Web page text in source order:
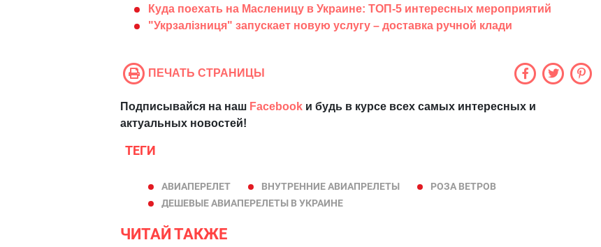
Куда поехать на Масленицу в Украине: ТОП-5 интересных мероприятий
"Укрзалізниця" запускает новую услугу – доставка ручной клади
ПЕЧАТЬ СТРАНИЦЫ
Подписывайся на наш Facebook и будь в курсе всех самых интересных и
актуальных новостей!
ТЕГИ
АВИАПЕРЕЛЕТ ВНУТРЕННИЕ АВИАПРЕЛЕТЫ
РОЗА ВЕТРОВ
ДЕШЕВЫЕ АВИАПЕРЕЛЕТЫ В УКРАИНЕ
ЧИТАЙ ТАКЖЕ